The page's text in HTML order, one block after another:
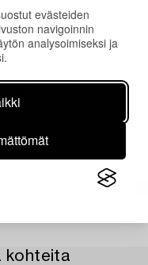
evästeiden
navigoinnin
analysoimiseksi ja
Motif of two finches.
area 30.5 x 31 cm.
Motif of a bird on a
Image area 31 x 31 cm.
with wisteria.
38.5 x 28.5 cm.
kohteita